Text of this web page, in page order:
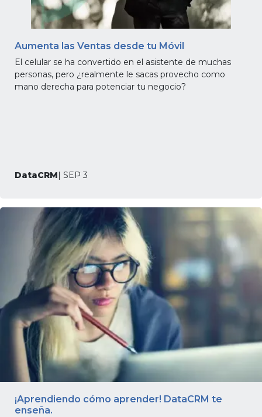
Aumenta las Ventas desde tu Móvil
El celular se ha convertido en el asistente de muchas
personas, pero ¿realmente le sacas provecho como
mano derecha para potenciar tu negocio?
DataCRM| SEP 3
¡Aprendiendo cómo aprender! DataCRM te
enseña.